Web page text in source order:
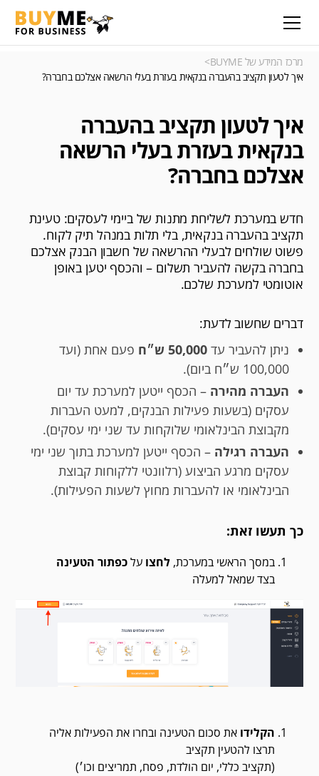
מרכז המידע של BUYME
>
איך לטעון תקציב בהעברה בנקאית בעזרת בעלי הרשאה אצלכם בחברה?
איך לטעון תקציב בהעברה
בנקאית בעזרת בעלי הרשאה
אצלכם בחברה?
חדש במערכת לשליחת מתנות של ביימי לעסקים: טעינת
תקציב בהעברה בנקאית, בלי תלות במנהל תיק לקוח.
פשוט שולחים לבעלי ההרשאה של חשבון הבנק אצלכם
בחברה בקשה להעביר תשלום – והכסף יטען באופן
אוטומטי למערכת שלכם.
דברים שחשוב לדעת:
ניתן להעביר עד50,000 ש״ח
פעם אחת (ועד
100,000 ש״ח ביום).
העברה מהירה – הכסף ייטען למערכת עד יום
עסקים (בשעות פעילות הבנקים, למעט העברות
מקבוצת הבינלאומי שלוקחות עד שני ימי עסקים).
העברה רגילה – הכסף ייטען למערכת בתוך שני ימי
עסקים מרגע הביצוע (רלוונטי ללקוחות קבוצת
הבינלאומי או להעברות מחוץ לשעות הפעילות).
כך תעשו זאת:
במסך הראשי במערכת,לחצו עלכפתור הטעינה
בצד שמאל למעלה
הקלידו את סכום הטעינה ובחרו את הפעילות אליה
תרצו להטעין תקציב
(תקציב כללי, יום הולדת, פסח, תמריצים וכו׳)